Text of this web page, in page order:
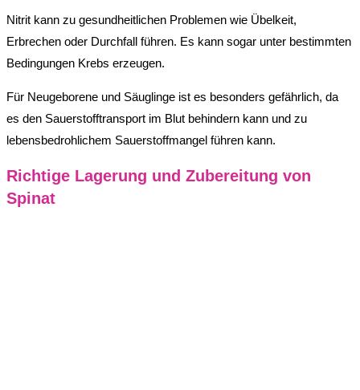
Nitrit kann zu gesundheitlichen Problemen wie Übelkeit,
Erbrechen oder Durchfall führen. Es kann sogar unter bestimmten
Bedingungen Krebs erzeugen.
Für Neugeborene und Säuglinge ist es besonders gefährlich, da
es den Sauerstofftransport im Blut behindern kann und zu
lebensbedrohlichem Sauerstoffmangel führen kann.
Richtige Lagerung und Zubereitung von
Spinat